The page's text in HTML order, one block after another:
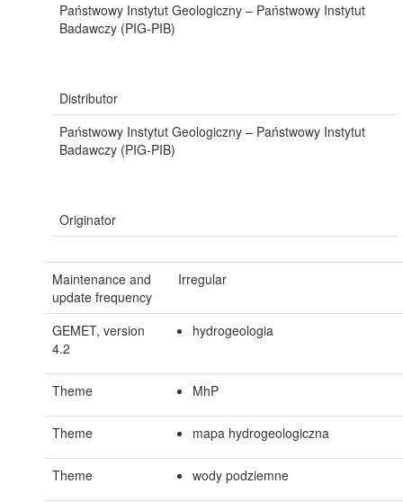
Państwowy Instytut Geologiczny – Państwowy Instytut
Badawczy (PIG-PIB)
Distributor
Państwowy Instytut Geologiczny – Państwowy Instytut
Badawczy (PIG-PIB)
Originator
Maintenance and
update frequency
Irregular
GEMET, version
4.2
hydrogeologia
Theme MhP
Theme mapa hydrogeologiczna
Theme wody podziemne